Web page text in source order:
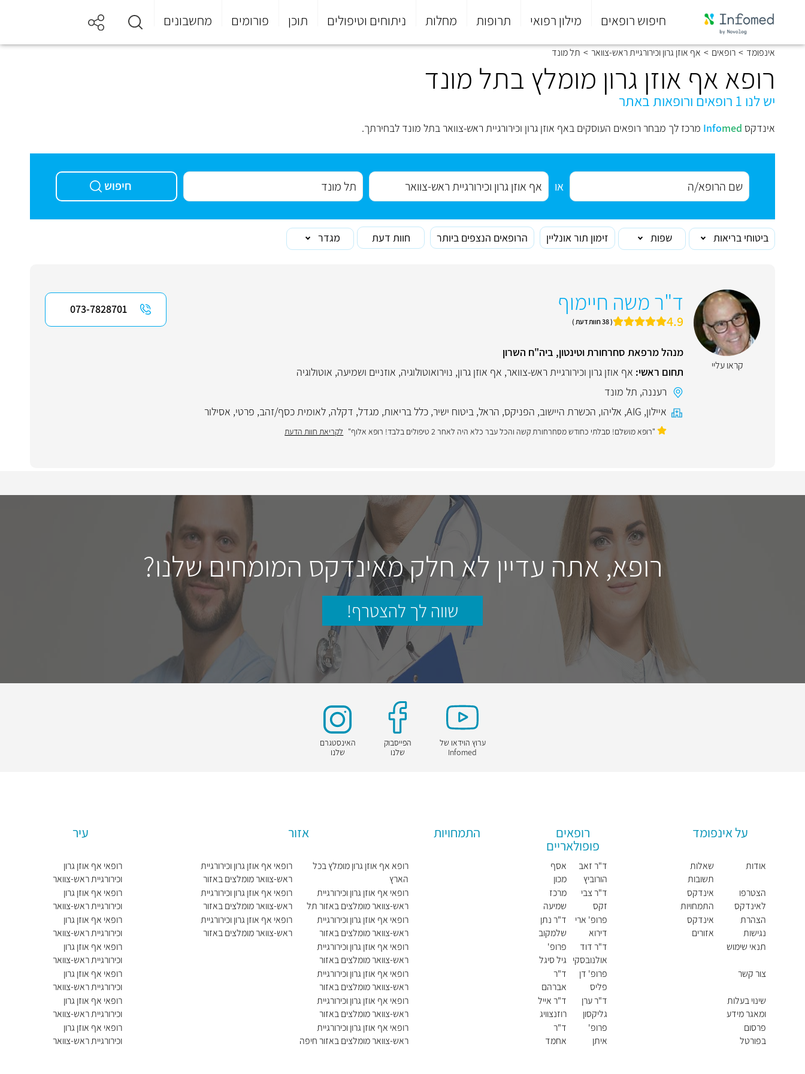
חיפוש רופאים מילון רפואי תרופות מחלות ניתוחים וטיפולים תוכן פורומים מחשבונים
סוף
התפריט
אינפומד > רופאים > אף אוזן גרון וכירורגיית ראש-צוואר > תל מונד
רופא אף אוזן גרון מומלץ בתל מונד
יש לנו 1 רופאים ורופאות באתר
אינדקס Infomed מרכז לך מבחר רופאים העוסקים באף אוזן גרון וכירורגיית ראש-צוואר בתל מונד לבחירתך.
או חיפוש
ביטוחי בריאות שפות זימון תור אונליין הרופאים הנצפים ביותר חוות דעת מגדר
קראו עליי
ד"ר משה חיימוף
4.9 ( 38 חוות דעת )
מנהל מרפאת סחרחורת וטינטון, ביה"ח השרון
תחום ראשי: אף אוזן גרון וכירורגיית ראש-צוואר, אף אוזן גרון, נוירואוטולוגיה, אוזניים ושמיעה, אוטולוגיה
רעננה, תל מונד
איילון,
AIG
, אליהו, הכשרת היישוב, הפניקס, הראל, ביטוח ישיר, כלל בריאות, מגדל, דקלה, לאומית כסף/זהב, פרטי, אסילור
"רופא מושלם! סבלתי כחודש מסחרחורת קשה והכל עבר כלא היה לאחר 2 טיפולים בלבד! רופא אלוף" לקריאת חוות הדעת
073-7828701
רופא, אתה עדיין לא חלק מאינדקס המומחים שלנו?
שווה לך להצטרף!
ערוץ הוידאו של
Infomed
הפייסבוק
שלנו
האינסטגרם
שלנו
על אינפומד
אודות
הצטרפו
לאינדקס
הצהרת
נגישות
תנאי שימוש
צור קשר
שינוי בעלות
ומאגר מידע
פרסום
בפורטל
שאלות
תשובות
אינדקס
התמחויות
ראשיות
אינדקס
אזורים
רופאים
פופולאריים
ד"ר זאב
הורוביץ
ד"ר צבי
זקס
פרופ' ארי
דירוא
ד"ר דוד
אולנובסקי
פרופ' דן
פליס
ד"ר ערן
גליקסון
פרופ'
איתן
אסף
מכון
שמיעה
ודיבור
מרכז
שמיעה
וסחרחור
ת רמת
אביב
ד"ר נתן
שלמקוב
יץ
פרופ'
גיל סיגל
ד"ר
אברהם
אברג'ל
ד"ר אייל
רוזנצוויג
ד"ר
אחמד
התמחויות אזור
רופא אף אוזן גרון מומלץ בכל
הארץ
רופאי אף אוזן גרון וכירורגיית
ראש-צוואר מומלצים באזור תל
אביב
רופאי אף אוזן גרון וכירורגיית
ראש-צוואר מומלצים באזור
הדרום
רופאי אף אוזן גרון וכירורגיית
ראש-צוואר מומלצים באזור
השפלה
רופאי אף אוזן גרון וכירורגיית
ראש-צוואר מומלצים באזור
המרכז
רופאי אף אוזן גרון וכירורגיית
ראש-צוואר מומלצים באזור
השרון
רופאי אף אוזן גרון וכירורגיית
ראש-צוואר מומלצים באזור חיפה
רופאי אף אוזן גרון וכירורגיית
ראש-צוואר מומלצים באזור
ירושלים
רופאי אף אוזן גרון וכירורגיית
ראש-צוואר מומלצים באזור
הצפון
רופאי אף אוזן גרון וכירורגיית
ראש-צוואר מומלצים באזור
עיר
רופאי אף אוזן גרון
וכירורגיית ראש-צוואר
מומלצים בירושלים
רופאי אף אוזן גרון
וכירורגיית ראש-צוואר
מומלצים בתל אביב יפו
רופאי אף אוזן גרון
וכירורגיית ראש-צוואר
מומלצים בחיפה
רופאי אף אוזן גרון
וכירורגיית ראש-צוואר
מומלצים בראשון לציון
רופאי אף אוזן גרון
וכירורגיית ראש-צוואר
מומלצים בפתח תקווה
רופאי אף אוזן גרון
וכירורגיית ראש-צוואר
מומלצים בנתניה
רופאי אף אוזן גרון
וכירורגיית ראש-צוואר